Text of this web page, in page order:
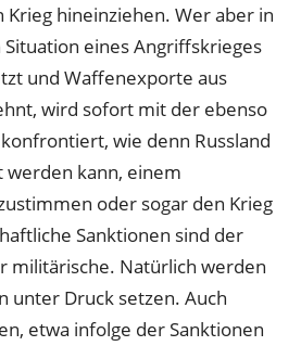
hineinziehen. Wer aber in
eines Angriffskrieges
und Waffenexporte aus
wird sofort mit der ebenso
wie denn Russland
kann, einem
oder sogar den Krieg
Sanktionen sind der
militärische. Natürlich werden
unter Druck setzen. Auch
etwa infolge der Sanktionen